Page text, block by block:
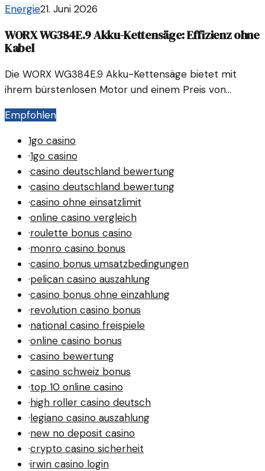
Optionen finden kann.
Energie21. Juni 2026
WORX WG384E.9 Akku-Kettensäge: Effizienz ohne
Kabel
Die WORX WG384E.9 Akku-Kettensäge bietet mit
ihrem bürstenlosen Motor und einem Preis von
Gartenarbeiten ohne Akku. Sie ist für ihre
Benutzerfreundlichkeit und Effizienz bekannt.
Empfohlen
1go casino
·1go casino
·casino deutschland bewertung
·casino deutschland bewertung
·casino ohne einsatzlimit
·online casino vergleich
·roulette bonus casino
·monro casino bonus
·casino bonus umsatzbedingungen
·pelican casino auszahlung
·casino bonus ohne einzahlung
·revolution casino bonus
·national casino freispiele
·online casino bonus
·casino bewertung
·casino schweiz bonus
·top 10 online casino
·high roller casino deutsch
·legiano casino auszahlung
·new no deposit casino
·crypto casino sicherheit
·irwin casino login